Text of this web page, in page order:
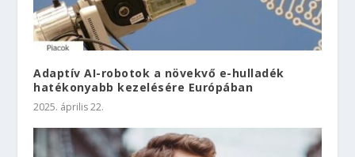
Adaptív AI-robotok a növekvő e-hulladék
hatékonyabb kezelésére Európában
2025. április 22.